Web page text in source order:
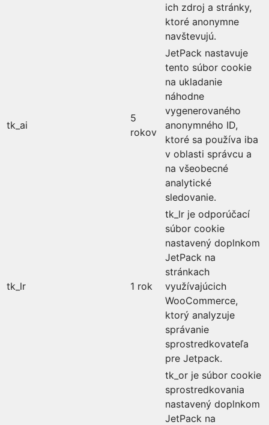
ich zdroj a stránky,
ktoré anonymne
navštevujú.
tk_ai
5
rokov
JetPack nastavuje
tento súbor cookie
na ukladanie
náhodne
vygenerovaného
anonymného ID,
ktoré sa používa iba
v oblasti správcu a
na všeobecné
analytické
sledovanie.
tk_lr 1 rok
tk_lr je odporúčací
súbor cookie
nastavený doplnkom
JetPack na
stránkach
využívajúcich
WooCommerce,
ktorý analyzuje
správanie
sprostredkovateľa
pre Jetpack.
tk_or je súbor cookie
sprostredkovania
nastavený doplnkom
JetPack na